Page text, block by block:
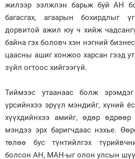
жилээр ээлжлэн барьж буй АН
багасгах, агаарын бохирдлыг
дорвитой ажил юу ч хийж
байна гэх боловч хэн нэгний
цаасны ашиг хонжоо харсан гээд
зүйл огтоос хийгээгүй.
Тиймээс утаанаас болж
үрсийнхээ эрүүл мэндийг, хүний
хүүхдийнхээ амийг, өдөр өдрөөр
мэндээ эрх баригчдаас нэхье.
төлөө бус түнтийлгэх
болсон АН, МАН-ыг олон улсын